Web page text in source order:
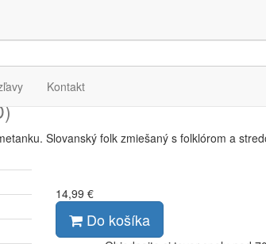
Kontakt
Slovanský folk zmiešaný s folklórom a
14,99 €
Do košíka